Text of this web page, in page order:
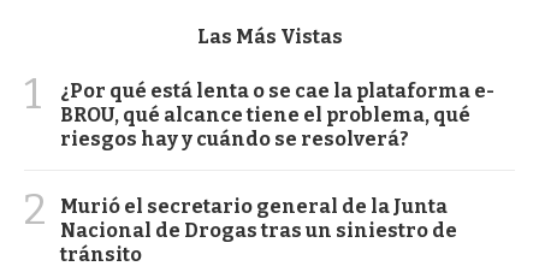
Las Más Vistas
1
¿Por qué está lenta o se cae la plataforma e-
BROU, qué alcance tiene el problema, qué
riesgos hay y cuándo se resolverá?
2
Murió el secretario general de la Junta
Nacional de Drogas tras un siniestro de
tránsito